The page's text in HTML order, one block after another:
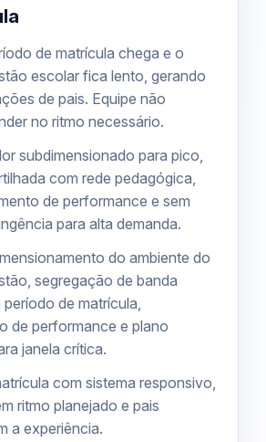
de matrícula chega e o
escolar fica lento, gerando
de pais. Equipe não
no ritmo necessário.
subdimensionado para pico,
com rede pedagógica,
de performance e sem
para alta demanda.
do ambiente do
segregação de banda
de matrícula,
de performance e plano
janela crítica.
com sistema responsivo,
ritmo planejado e pais
a experiência.